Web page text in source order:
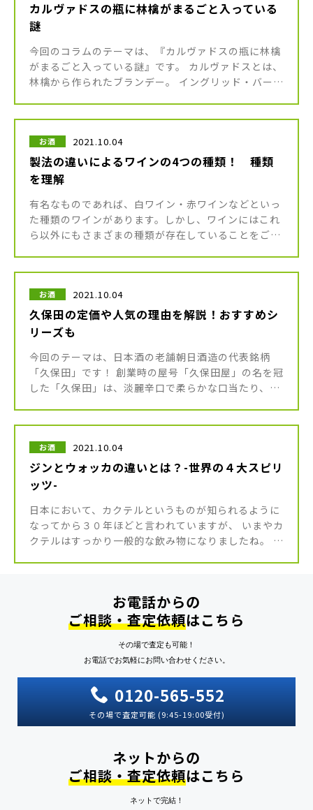
カルヴァドスの瓶に林檎がまるごと入っている
謎
今回のコラムのテーマは、『カルヴァドスの瓶に林檎
がまるごと入っている謎』です。 カルヴァドスとは、
林檎から作られたブランデー。 イングリッド・バーグ
お酒 2021.10.04
製法の違いによるワインの4つの種類！ 種類
を理解
有名なものであれば、白ワイン・赤ワインなどといっ
た種類のワインがあります。しかし、ワインにはこれ
ら以外にもさまざまの種類が存在していることをご存
お酒 2021.10.04
久保田の定価や人気の理由を解説！おすすめシ
リーズも
今回のテーマは、日本酒の老舗朝日酒造の代表銘柄
「久保田」です！ 創業時の屋号「久保田屋」の名を冠
した「久保田」は、淡麗辛口で柔らかな口当たり、あ
お酒 2021.10.04
ジンとウォッカの違いとは？-世界の４大スピリ
ッツ-
日本において、カクテルというものが知られるように
なってから３０年ほどと言われていますが、 いまやカ
クテルはすっかり一般的な飲み物になりましたね。 カ
お電話からの
ご相談・査定依頼はこちら
その場で査定も可能！
お電話でお気軽にお問い合わせください。
0120-565-552
その場で査定可能 (9:45-19:00受付)
ネットからの
ご相談・査定依頼はこちら
ネットで完結！